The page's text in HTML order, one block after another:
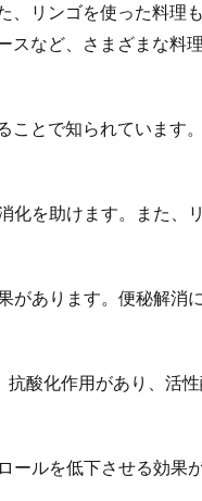
、リンゴを使った料理
スなど、さまざまな料
ことで知られています
化を助けます。また、
があります。便秘解消
酸化作用があり、活
ールを低下させる効果